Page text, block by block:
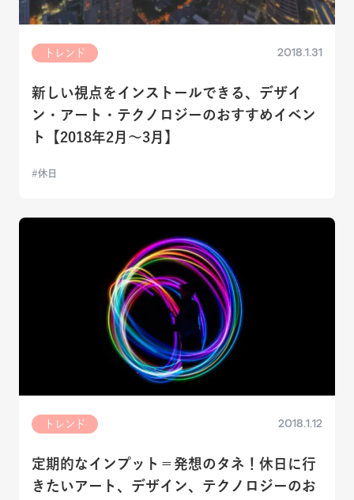
トレンド 2018.1.31
新しい視点をインストールできる、デザイ
ン・アート・テクノロジーのおすすめイベン
ト【2018年2月〜3月】
休日
トレンド 2018.1.12
定期的なインプット＝発想のタネ！休日に行
きたいアート、デザイン、テクノロジーのお